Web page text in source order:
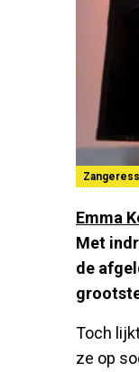
Emma
Met
de
Toch
ze op